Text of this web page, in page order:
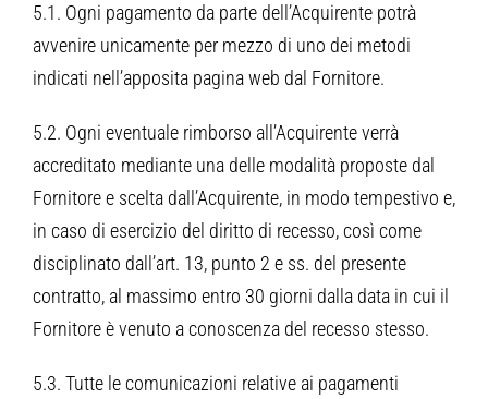
5.1. Ogni pagamento da parte dell’Acquirente potrà
avvenire unicamente per mezzo di uno dei metodi
indicati nell’apposita pagina web dal Fornitore.
5.2. Ogni eventuale rimborso all’Acquirente verrà
accreditato mediante una delle modalità proposte dal
Fornitore e scelta dall’Acquirente, in modo tempestivo e,
in caso di esercizio del diritto di recesso, così come
disciplinato dall’art. 13, punto 2 e ss. del presente
contratto, al massimo entro 30 giorni dalla data in cui il
Fornitore è venuto a conoscenza del recesso stesso.
5.3. Tutte le comunicazioni relative ai pagamenti